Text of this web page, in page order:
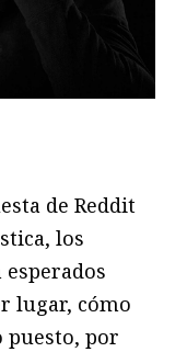
de Reddit
los
lugar, cómo
puesto, por